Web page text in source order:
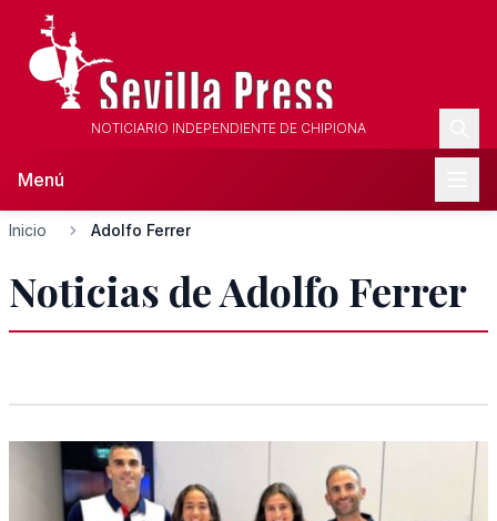
NOTICIARIO INDEPENDIENTE DE CHIPIONA
Menú
Inicio Adolfo Ferrer
Noticias de Adolfo Ferrer